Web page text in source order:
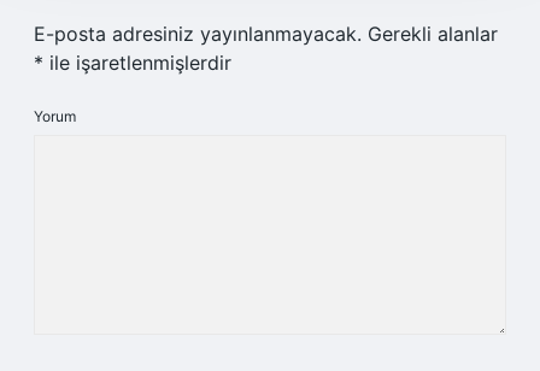
E-posta adresiniz yayınlanmayacak. Gerekli alanlar
* ile işaretlenmişlerdir
Yorum